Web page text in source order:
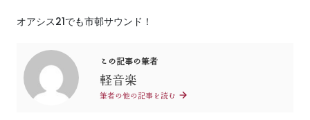
オアシス21でも市邨サウンド！
この記事の筆者
軽音楽
筆者の他の記事を読む